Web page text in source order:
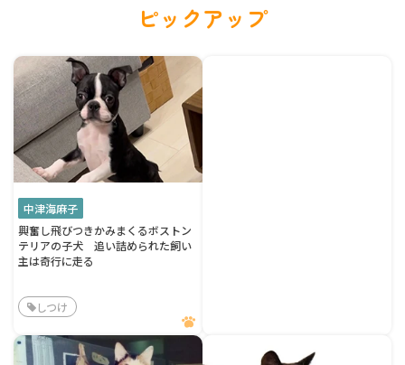
ピックアップ
中津海麻子
興奮し飛びつきかみまくるボストン
テリアの子犬 追い詰められた飼い
主は奇行に走る
しつけ